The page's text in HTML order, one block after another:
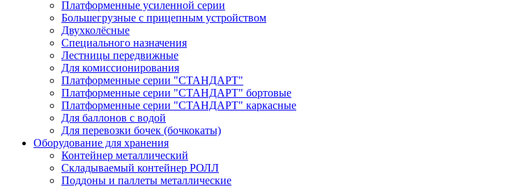
Платформенные усиленной серии
Большегрузные с прицепным устройством
Двухколёсные
Специального назначения
Лестницы передвижные
Для комиссионирования
Платформенные серии "СТАНДАРТ"
Платформенные серии "СТАНДАРТ" бортовые
Платформенные серии "СТАНДАРТ" каркасные
Для баллонов с водой
Для перевозки бочек (бочкокаты)
Оборудование для хранения
Контейнер металлический
Складываемый контейнер РОЛЛ
Поддоны и паллеты металлические